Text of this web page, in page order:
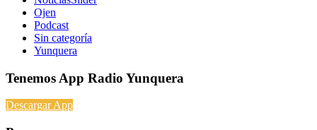
Ojen
Podcast
Sin categoría
Yunquera
Tenemos App Radio Yunquera
Descargar App